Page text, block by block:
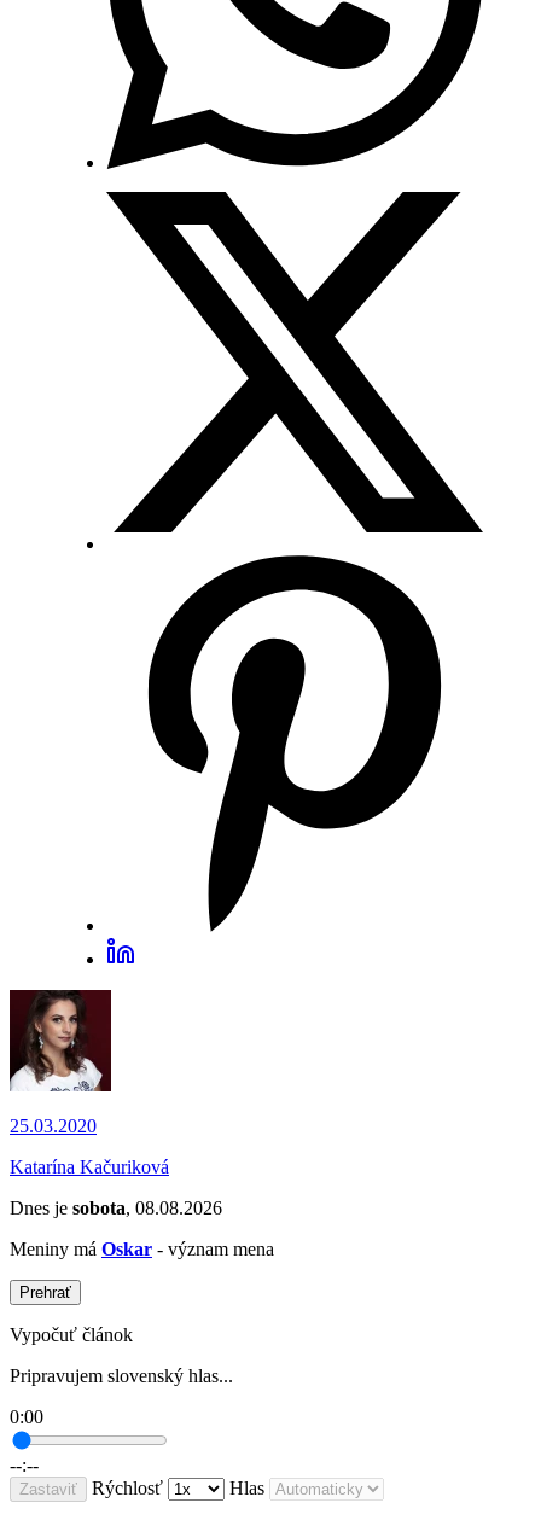
25.03.2020
Katarína Kačuriková
Dnes je sobota, 08.08.2026
Meniny má Oskar - význam mena
Prehrať
Vypočuť článok
Pripravujem slovenský hlas...
0:00
--:--
Zastaviť Rýchlosť Hlas